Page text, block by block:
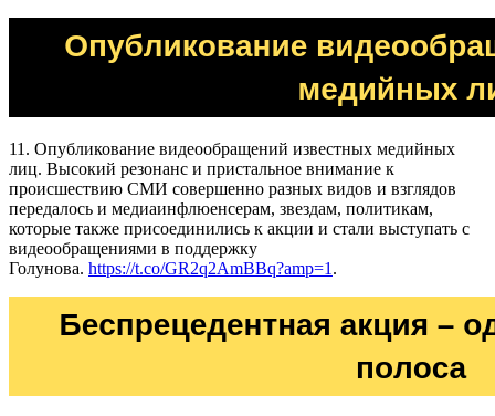
11. Опубликование видеообращений известных медийных
лиц. Высокий резонанс и пристальное внимание к
происшествию СМИ совершенно разных видов и взглядов
передалось и медиаинфлюенсерам, звездам, политикам,
которые также присоединились к акции и стали выступать с
видеообращениями в поддержку
Голунова. https://t.co/GR2q2AmBBq?amp=1 .